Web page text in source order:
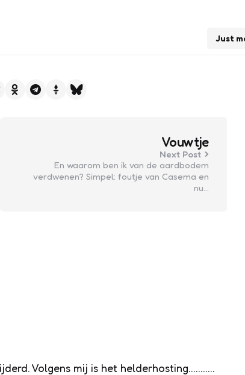
Just
Vouwtje
Next Post
En waarom ben ik van de aardbodem
verdwenen? Simpel: foutje van Casema en
nu…
Volgens mij is het helderhosting………..